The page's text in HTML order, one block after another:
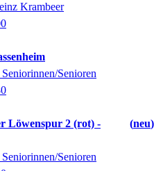
Krambeer
Senioren
Löwenspur 2 (rot) -
neu
Senioren